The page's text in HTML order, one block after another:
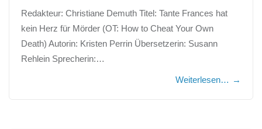
Redakteur: Christiane Demuth Titel: Tante Frances hat
kein Herz für Mörder (OT: How to Cheat Your Own
Death) Autorin: Kristen Perrin Übersetzerin: Susann
Rehlein Sprecherin:…
Weiterlesen… →